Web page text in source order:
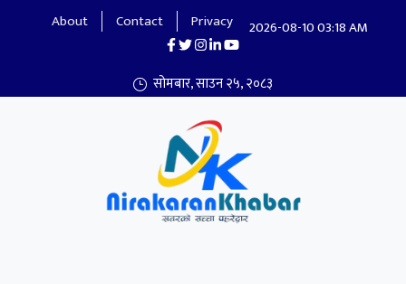
About Contact Privacy 2026-08-10 03:18 AM
सोमबार, साउन २५, २०८३